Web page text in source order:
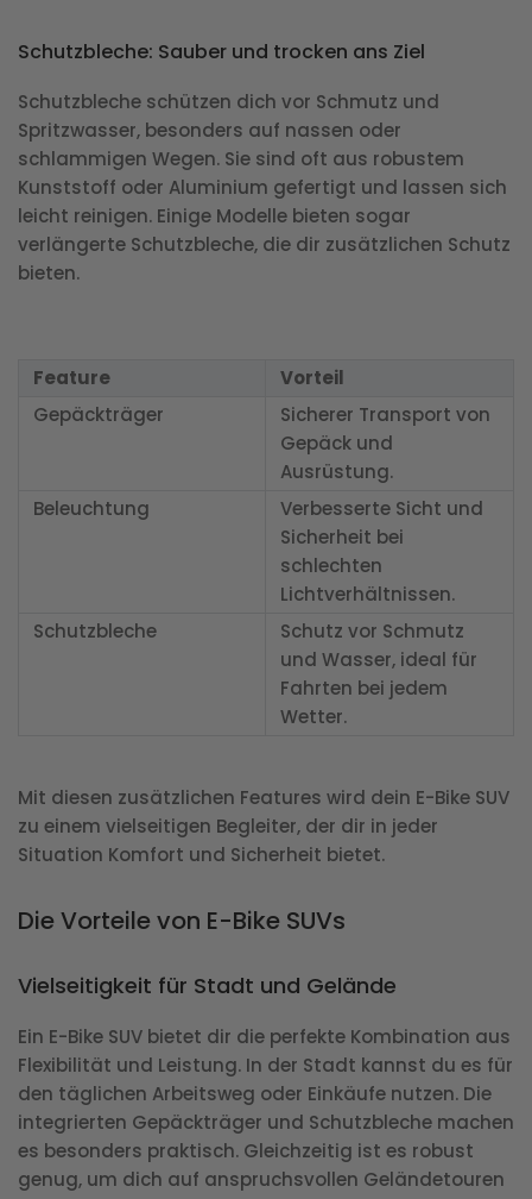
Schutzbleche: Sauber und trocken ans Ziel
Schutzbleche schützen dich vor Schmutz und
Spritzwasser, besonders auf nassen oder
schlammigen Wegen. Sie sind oft aus robustem
Kunststoff oder Aluminium gefertigt und lassen sich
leicht reinigen. Einige Modelle bieten sogar
verlängerte Schutzbleche, die dir zusätzlichen Schutz
bieten.
Feature
Vorteil
Gepäckträger
Sicherer Transport von
Gepäck und
Ausrüstung.
Beleuchtung
Verbesserte Sicht und
Sicherheit bei
schlechten
Lichtverhältnissen.
Schutzbleche
Schutz vor Schmutz
und Wasser, ideal für
Fahrten bei jedem
Wetter.
Mit diesen zusätzlichen Features wird dein E-Bike SUV
zu einem vielseitigen Begleiter, der dir in jeder
Situation Komfort und Sicherheit bietet.
Die Vorteile von E-Bike SUVs
Vielseitigkeit für Stadt und Gelände
Ein E-Bike SUV bietet dir die perfekte Kombination aus
Flexibilität und Leistung. In der Stadt kannst du es für
den täglichen Arbeitsweg oder Einkäufe nutzen. Die
integrierten Gepäckträger und Schutzbleche machen
es besonders praktisch. Gleichzeitig ist es robust
genug, um dich auf anspruchsvollen Geländetouren